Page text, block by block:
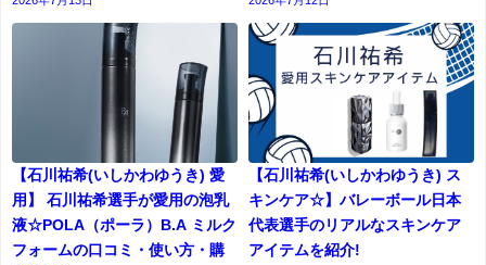
【石川祐希(いしかわゆうき) 愛
用】 石川祐希選手が愛用の泡乳
液☆POLA（ポーラ）B.A ミルク
フォームの口コミ・使い方・購
【石川祐希(いしかわゆうき) ス
キンケア☆】バレーボール日本
代表選手のリアルなスキンケア
アイテムを紹介!